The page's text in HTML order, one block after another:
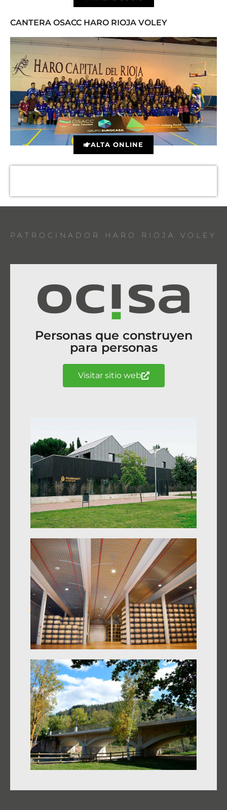
CANTERA OSACC HARO RIOJA VOLEY
ALTA ONLINE
PATROCINADOR HARO RIOJA VOLEY
Personas que construyen
para personas
Visitar sitio web